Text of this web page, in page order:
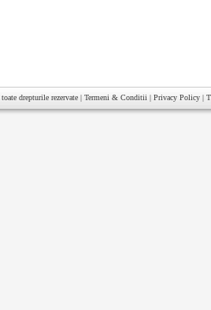
toate drepturile rezervate | Termeni & Conditii | Privacy Policy |